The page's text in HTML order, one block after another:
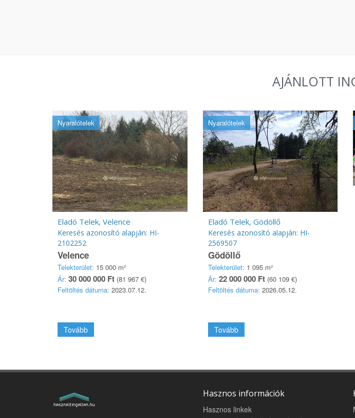
AJÁNLOTT
Nyaralótelek
Eladó Telek, Velence
Keresés azonosító alapján: HI-
2102252
Velence
Telekterület: 15 000 m²
Ár: 30 000 000 Ft (81 967 €)
Feltöltés dátuma: 2023.07.12.
Tovább
Nyaralótelek
Eladó Telek, Gödöllő
Keresés azonosító alapján: HI-
2569507
Gödöllő
Telekterület: 1 095 m²
Ár: 22 000 000 Ft(60 109 €)
Feltöltés dátuma: 2026.05.12.
Tovább
Hasznos információk
Hasznos linkek